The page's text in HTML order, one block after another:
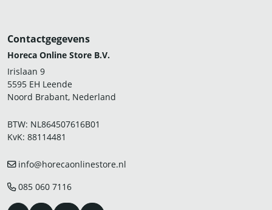
Contactgegevens
Horeca Online Store B.V.
Irislaan 9
5595 EH Leende
Noord Brabant, Nederland
BTW: NL864507616B01
KvK: 88114481
info@horecaonlinestore.nl
085 060 7116